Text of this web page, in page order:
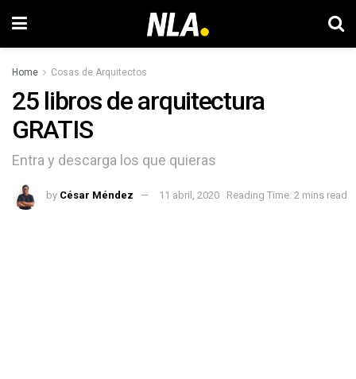
Home Cosas de Arquitectos
25 libros de arquitectura
GRATIS
Entra y descarga los que quieras
by César Méndez 11 abril, 2020 Reading Time: 2 mins read